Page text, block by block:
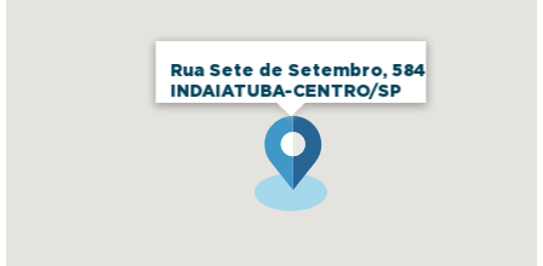
Rua Sete de Setembro, 584
INDAIATUBA-CENTRO/SP